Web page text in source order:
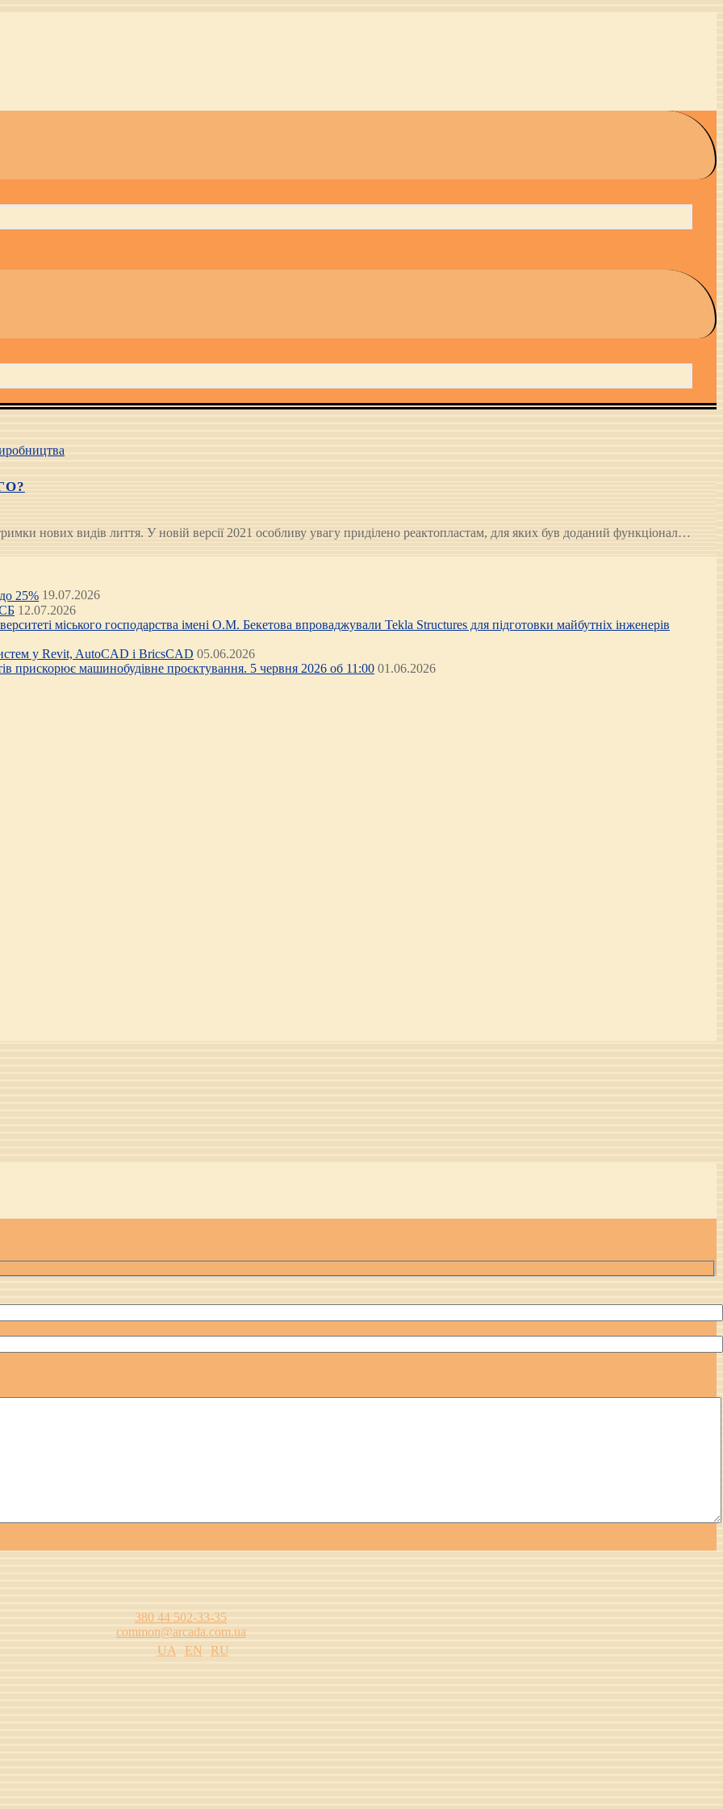
нових видів лиття. У новій версії 2021 особливу увагу приділено реактопластам, для яких був доданий функціонал…
25% 19.07.2026
12.07.2026
міського господарства імені О.М. Бекетова впроваджували Tekla Structures для підготовки майбутніх інженерів
у Revit, AutoCAD і BricsCAD 05.06.2026
прискорює машинобудівне проєктування. 5 червня 2026 об 11:00 01.06.2026
380 44 502-33-35
common@arcada.com.ua
UA
EN
RU